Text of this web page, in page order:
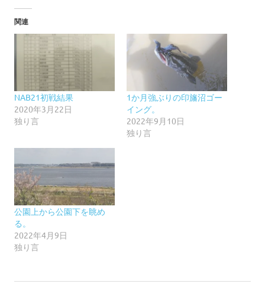
関連
NAB21初戦結果
2020年3月22日
独り言
1か月強ぶりの印旛沼ゴー
イング。
2022年9月10日
独り言
公園上から公園下を眺め
る。
2022年4月9日
独り言